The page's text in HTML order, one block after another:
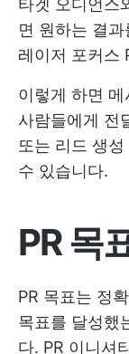
타겟 오디언스
면 원하는 결
레이저 포커스
이렇게 하면
사람들에게 전
또는 리드 생
수 있습니다.
PR 목
PR 목표는 정
목표를 달성했
다. PR 이니셔